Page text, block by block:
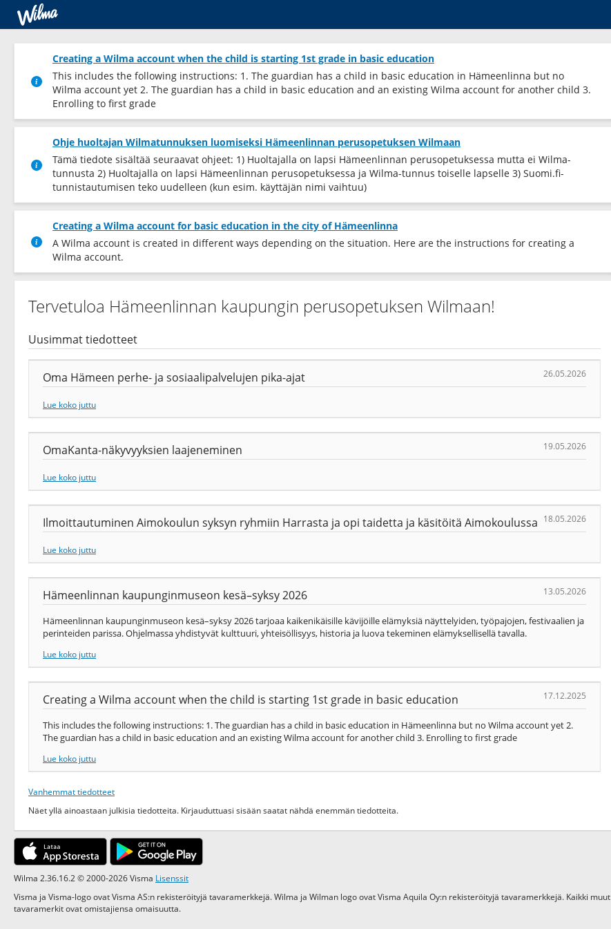
Creating a Wilma account when the child is starting 1st grade in basic education
This includes the following instructions: 1. The guardian has a child in basic education in Hämeenlinna but no
Wilma account yet 2. The guardian has a child in basic education and an existing Wilma account for another child 3.
Enrolling to first grade
Ohje huoltajan Wilmatunnuksen luomiseksi Hämeenlinnan perusopetuksen Wilmaan
Tämä tiedote sisältää seuraavat ohjeet: 1) Huoltajalla on lapsi Hämeenlinnan perusopetuksessa mutta ei Wilma-
tunnusta 2) Huoltajalla on lapsi Hämeenlinnan perusopetuksessa ja Wilma-tunnus toiselle lapselle 3) Suomi.fi-
tunnistautumisen teko uudelleen (kun esim. käyttäjän nimi vaihtuu)
Creating a Wilma account for basic education in the city of Hämeenlinna
A Wilma account is created in different ways depending on the situation. Here are the instructions for creating a
Wilma account.
Tervetuloa Hämeenlinnan kaupungin perusopetuksen Wilmaan!
Uusimmat tiedotteet
Oma Hämeen perhe- ja sosiaalipalvelujen pika-ajat 26.05.2026
Lue koko juttu
OmaKanta-näkyvyyksien laajeneminen 19.05.2026
Lue koko juttu
Ilmoittautuminen Aimokoulun syksyn ryhmiin Harrasta ja opi taidetta ja käsitöitä Aimokoulussa 18.05.2026
Lue koko juttu
Hämeenlinnan kaupunginmuseon kesä–syksy 2026 13.05.2026
Hämeenlinnan kaupunginmuseon kesä–syksy 2026 tarjoaa kaikenikäisille kävijöille elämyksiä näyttelyiden, työpajojen, festivaalien ja
perinteiden parissa. Ohjelmassa yhdistyvät kulttuuri, yhteisöllisyys, historia ja luova tekeminen elämyksellisellä tavalla.
Lue koko juttu
Creating a Wilma account when the child is starting 1st grade in basic education 17.12.2025
This includes the following instructions: 1. The guardian has a child in basic education in Hämeenlinna but no Wilma account yet 2.
The guardian has a child in basic education and an existing Wilma account for another child 3. Enrolling to first grade
Lue koko juttu
Vanhemmat tiedotteet
Näet yllä ainoastaan julkisia tiedotteita. Kirjauduttuasi sisään saatat nähdä enemmän tiedotteita.
Wilma 2.36.16.2 © 2000-2026 Visma Lisenssit
Visma ja Visma-logo ovat Visma AS:n rekisteröityjä tavaramerkkejä. Wilma ja Wilman logo ovat Visma Aquila Oy:n rekisteröityjä tavaramerkkejä. Kaikki muut
tavaramerkit ovat omistajiensa omaisuutta.